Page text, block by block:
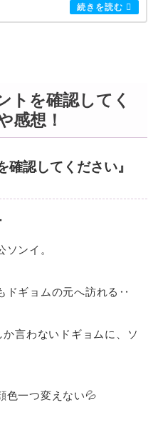
トを確認してく
感想！
確認してください』
ンイ。
ドギョムの元へ訪れる‥
言わないドギョムに、ソ
色一つ変えない💦